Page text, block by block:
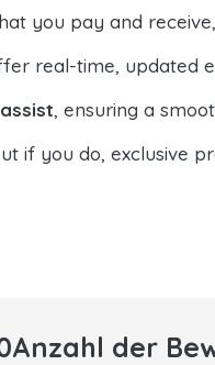
you pay and receive,
real-time, updated
, ensuring a
if you do, exclusive
der